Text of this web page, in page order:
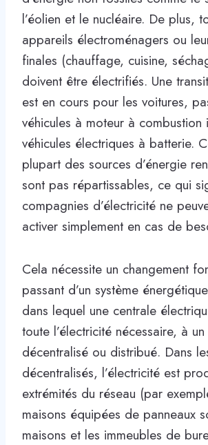
l’éolien et le nucléaire. De plus,
appareils électroménagers ou
finales (chauffage, cuisine,
doivent être électrifiés. Une
est en cours pour les voitures,
véhicules à moteur à combustion
véhicules électriques à batterie.
plupart des sources d’énergie
sont pas répartissables, ce qui
compagnies d’électricité ne
activer simplement en cas de
Cela nécessite un changement
passant d’un système
dans lequel une centrale
toute l’électricité nécessaire, à
décentralisé ou distribué. Dans
décentralisés, l’électricité est
extrémités du réseau (par
maisons équipées de panneaux
maisons et les immeubles de